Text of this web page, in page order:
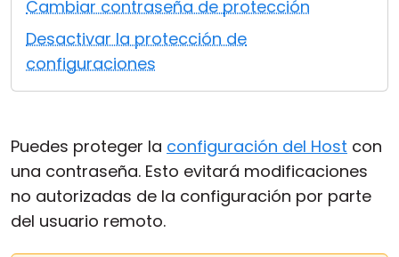
Cambiar contraseña de protección
Desactivar la protección de
configuraciones
Puedes proteger la configuración del Host con
una contraseña. Esto evitará modificaciones
no autorizadas de la configuración por parte
del usuario remoto.